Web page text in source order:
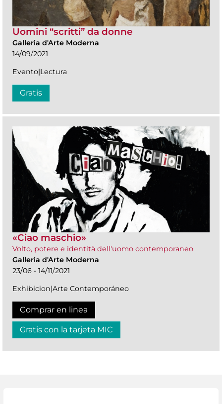
Uomini “scritti” da donne
Galleria d'Arte Moderna
14/09/2021
Evento|Lectura
Gratis
«Ciao maschio»
Volto, potere e identità dell'uomo contemporaneo
Galleria d'Arte Moderna
23/06 - 14/11/2021
Exhibicion|Arte Contemporáneo
Comprar en linea
Gratis con la tarjeta MIC